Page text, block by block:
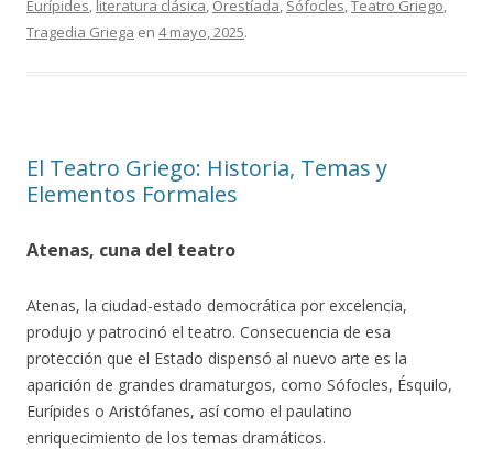
Eurípides, literatura clásica, Orestíada, Sófocles,Teatro Griego,
Tragedia Griega en 4 mayo, 2025.
El Teatro Griego: Historia, Temas y
Elementos Formales
Atenas, cuna del teatro
Atenas, la ciudad-estado democrática por excelencia,
produjo y patrocinó el teatro. Consecuencia de esa
protección que el Estado dispensó al nuevo arte es la
aparición de grandes dramaturgos, como Sófocles, Ésquilo,
Eurípides o Aristófanes, así como el paulatino
enriquecimiento de los temas dramáticos.